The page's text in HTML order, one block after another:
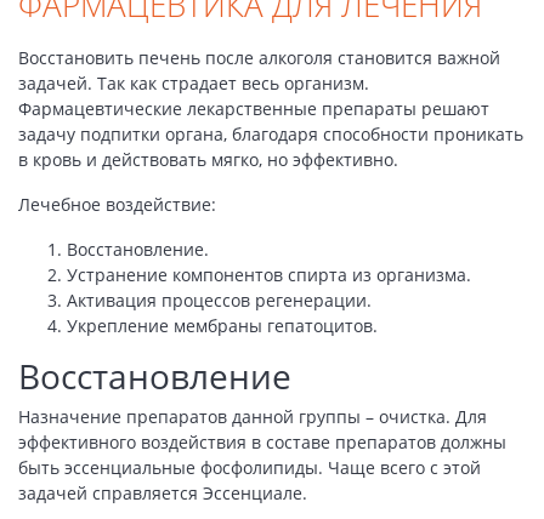
Восстановить печень после алкоголя становится важной
задачей. Так как страдает весь организм.
Фармацевтические лекарственные препараты решают
задачу подпитки органа, благодаря способности проникать
в кровь и действовать мягко, но эффективно.
Лечебное воздействие:
Восстановление.
Устранение компонентов спирта из организма.
Активация процессов регенерации.
Укрепление мембраны гепатоцитов.
Восстановление
Назначение препаратов данной группы – очистка. Для
эффективного воздействия в составе препаратов должны
быть эссенциальные фосфолипиды. Чаще всего с этой
задачей справляется Эссенциале.